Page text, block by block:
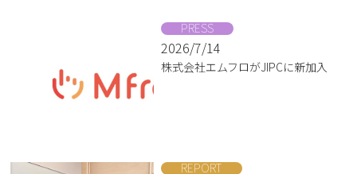
PRESS
2026/7/14
株式会社エムフロがJIPCに新加入
REPORT